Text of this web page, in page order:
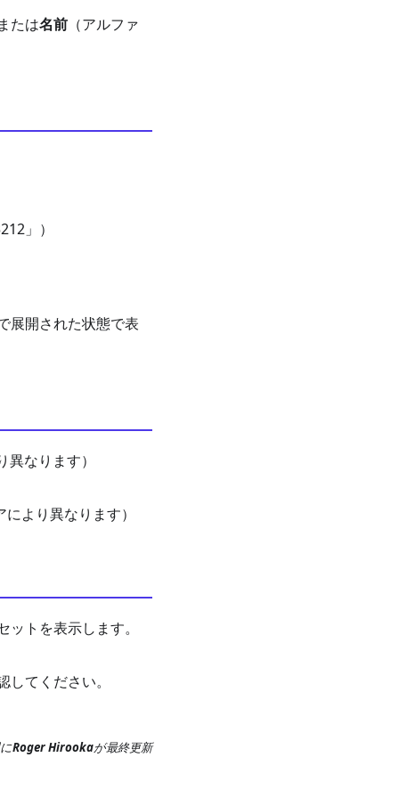
たは名前 （アルファ
」）
展開された状態で表
なります）
より異なります）
トを表示します。
てください。
にRoger Hirookaが最終更新